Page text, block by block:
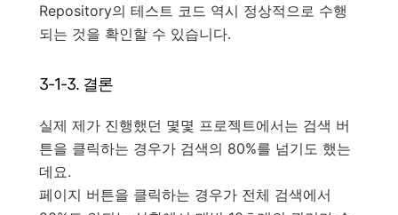
Repository의 테스트 코드 역시 정상적으로 수행
되는 것을 확인할 수 있습니다.
3-1-3. 결론
실제 제가 진행했던 몇몇 프로젝트에서는 검색 버
튼을 클릭하는 경우가 검색의 80%를 넘기도 했는
데요.
페이지 버튼을 클릭하는 경우가 전체 검색에서